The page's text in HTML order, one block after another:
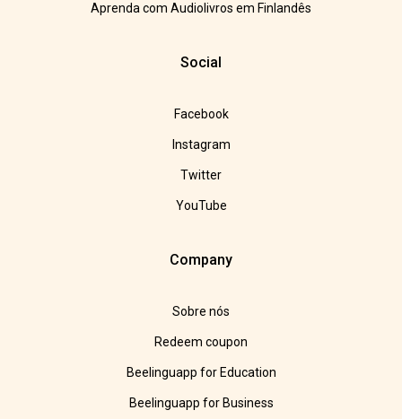
Aprenda com Audiolivros em Finlandês
Social
Facebook
Instagram
Twitter
YouTube
Company
Sobre nós
Redeem coupon
Beelinguapp for Education
Beelinguapp for Business